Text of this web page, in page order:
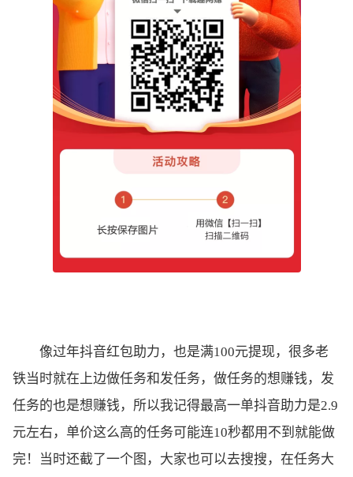
像过年抖音红包助力，也是满100元提现，很多老
铁当时就在上边做任务和发任务，做任务的想赚钱，发
任务的也是想赚钱，所以我记得最高一单抖音助力是2.9
元左右，单价这么高的任务可能连10秒都用不到就能做
完！当时还截了一个图，大家也可以去搜搜，在任务大